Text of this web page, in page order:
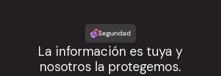
Seguridad
La información es tuya y
nosotros la protegemos.